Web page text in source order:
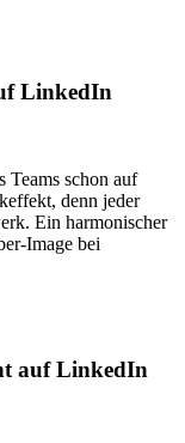
LinkedIn
Teams schon auf
denn jeder
Ein harmonischer
Image bei
auf LinkedIn